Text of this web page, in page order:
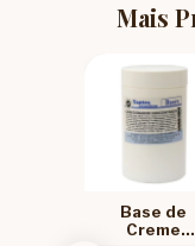
Mais
Base de
Creme